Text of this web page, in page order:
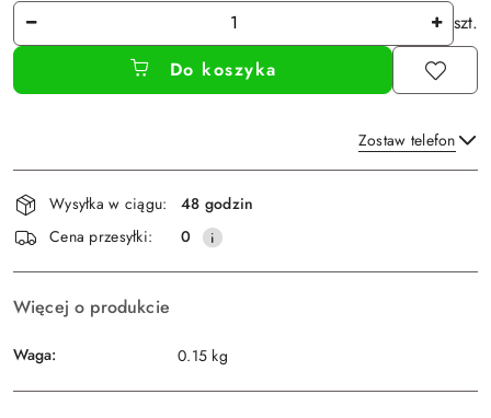
Ilość
szt.
Do koszyka
Zostaw telefon
Wyślij
Dostępność
i
dostawa
Wysyłka w ciągu:
48 godzin
Cena przesyłki:
0
Więcej o produkcie
Waga: 0.15 kg